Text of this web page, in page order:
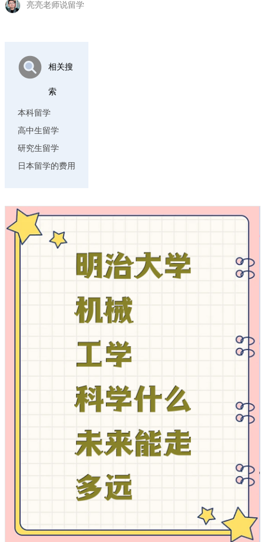
亮亮老师说留学
相关搜
索
本科留学
高中生留学
研究生留学
日本留学的费用